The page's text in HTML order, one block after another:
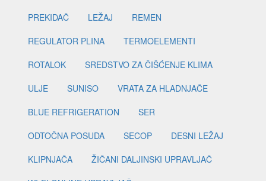
PREKIDAČ
LEŽAJ
REMEN
REGULATOR PLINA
TERMOELEMENTI
ROTALOK
SREDSTVO ZA ČIŠĆENJE KLIMA
ULJE
SUNISO
VRATA ZA HLADNJAČE
BLUE REFRIGERATION
SER
ODTOČNA POSUDA
SECOP
DESNI LEŽAJ
KLIPNJAČA
ŽIČANI DALJINSKI UPRAVLJAČ